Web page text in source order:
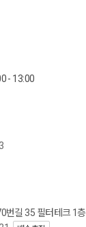
- 13:00
번길 35 필터테크 1층